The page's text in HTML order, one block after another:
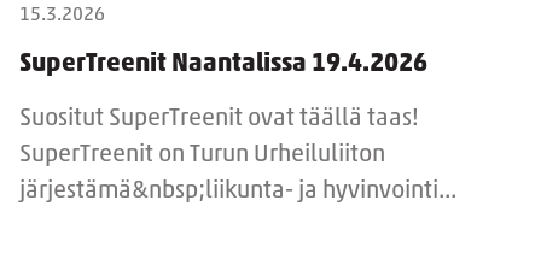
15.3.2026
SuperTreenit Naantalissa 19.4.2026
Suositut SuperTreenit ovat täällä taas!
SuperTreenit on Turun Urheiluliiton
järjestämä&nbsp;liikunta- ja hyvinvointi...